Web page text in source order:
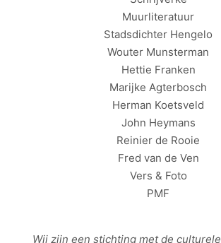
Muurliteratuur
Stadsdichter Hengelo
Wouter Munsterman
Hettie Franken
Marijke Agterbosch
Herman Koetsveld
John Heymans
Reinier de Rooie
Fred van de Ven
Vers & Foto
PMF
Wij zijn een stichting met de culturele